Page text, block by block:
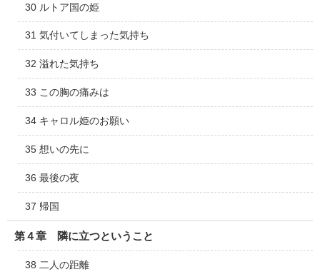
30 ルトア国の姫
31 気付いてしまった気持ち
32 溢れた気持ち
33 この胸の痛みは
34 キャロル姫のお願い
35 想いの先に
36 最後の夜
37 帰国
第４章 隣に立つということ
38 二人の距離